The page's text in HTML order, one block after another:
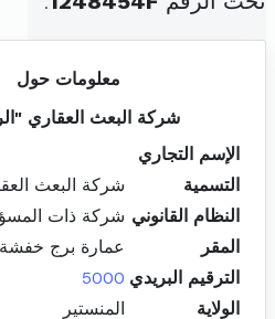
معلومات حول
شركة البعث العقاري
الإسم التجاري
التسمية
شركة البعث
النظام القانوني شركة ذات
المقر
عمارة برج خفشة
الترقيم البريدي 5000
الولاية
المنستير